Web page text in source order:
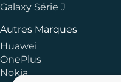
Autres Marques
Huawei
OnePlus
Nokia
Galaxy Série J